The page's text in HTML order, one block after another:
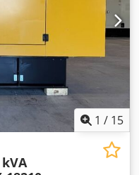
1 / 15
kVA